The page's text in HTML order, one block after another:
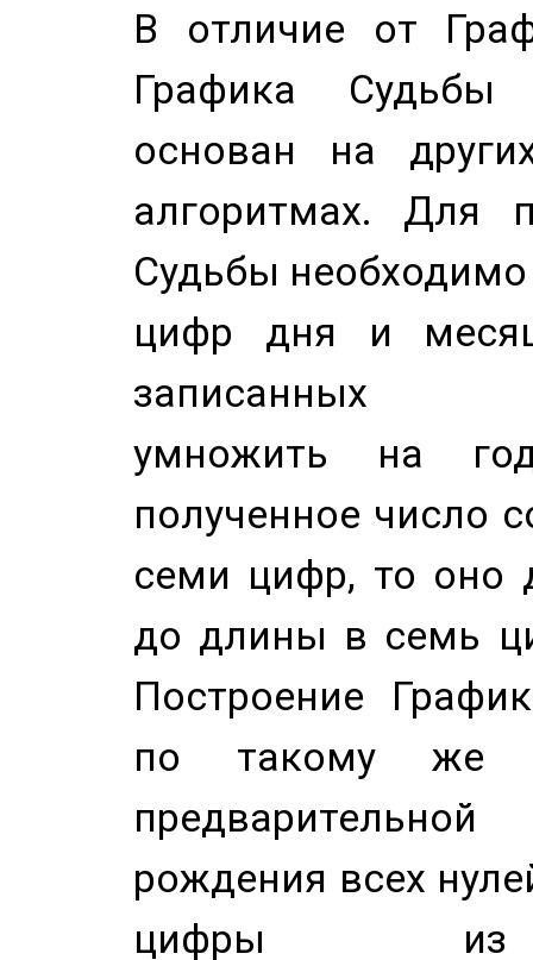
В отличие от
Графика
основан на
алгоритмах. Для
Судьбы
цифр дня и
записанных
умножить на
полученное число
семи цифр, то оно
до длины в семь
Построение
по такому же
рождения всех
цифры из